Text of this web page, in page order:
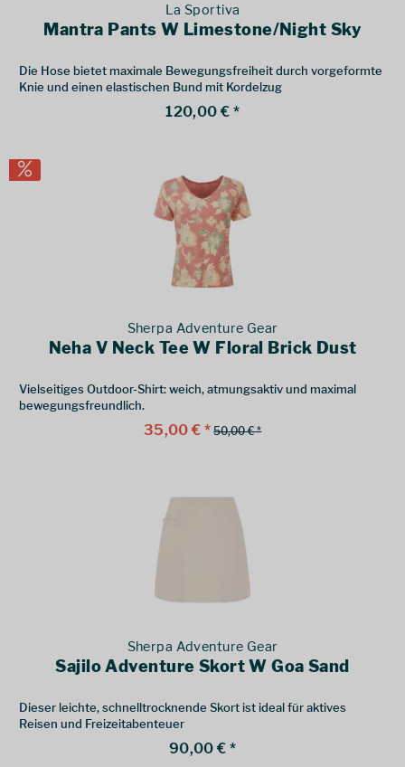
La Sportiva
Mantra Pants W Limestone/Night Sky
Die Hose bietet maximale Bewegungsfreiheit durch vorgeformte
Knie und einen elastischen Bund mit Kordelzug
120,00 € *
Sherpa Adventure Gear
Neha V Neck Tee W Floral Brick Dust
Vielseitiges Outdoor-Shirt: weich, atmungsaktiv und maximal
bewegungsfreundlich.
35,00 € * 50,00 € *
Sherpa Adventure Gear
Sajilo Adventure Skort W Goa Sand
Dieser leichte, schnelltrocknende Skort ist ideal für aktives
Reisen und Freizeitabenteuer
90,00 € *